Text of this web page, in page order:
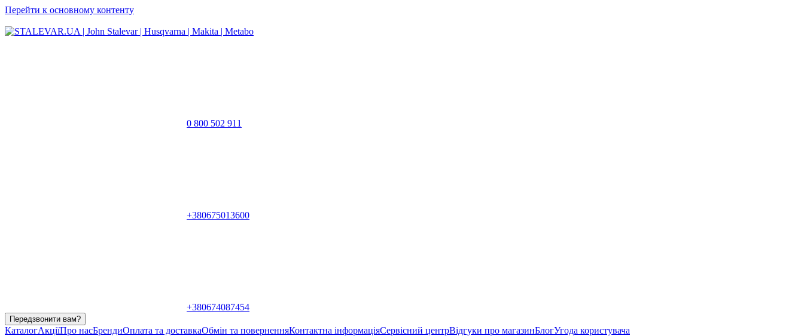
Перейти к основному контенту
0 800 502 911
+380675013600
+380674087454
Передзвонити вам?
КаталогАкціїПро насБрендиОплата та доставкаОбмін та поверненняКонтактна інформаціяСервісний центрВідгуки про магазинБлогУгода користувача